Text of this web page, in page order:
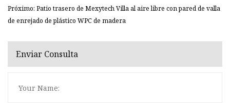
Próximo: Patio trasero de Mexytech Villa al aire libre con pared de valla
de enrejado de plástico WPC de madera
Enviar Consulta